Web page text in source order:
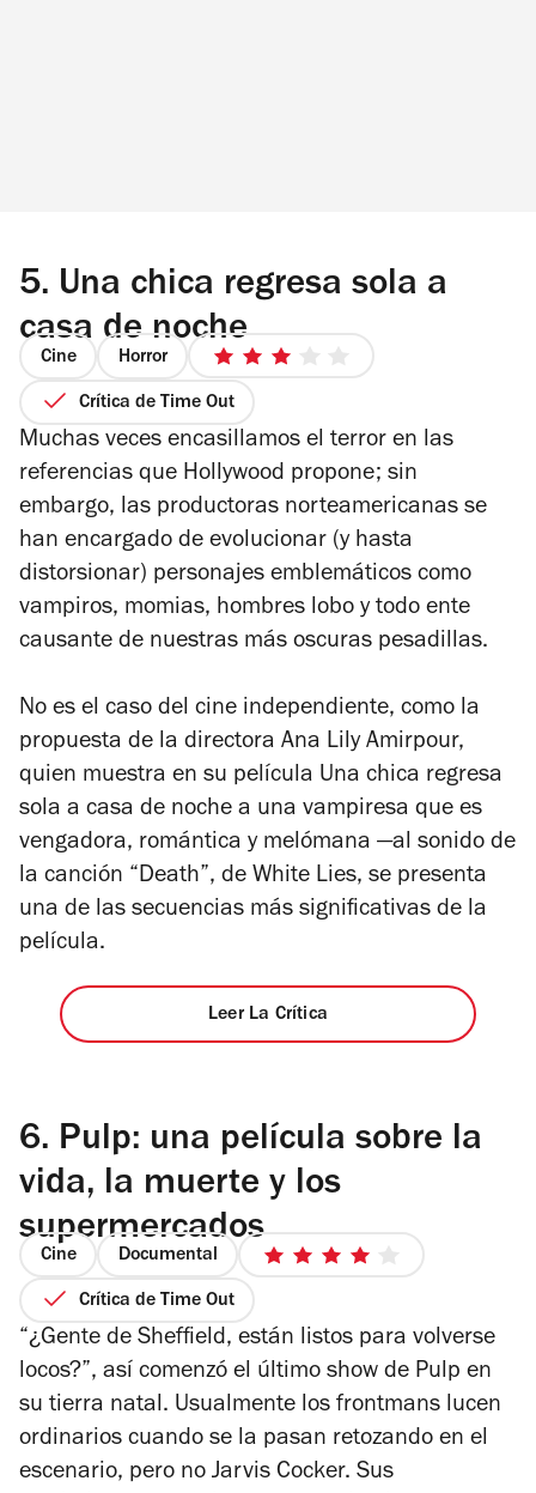
5. Una chica regresa sola a
casa de noche
Cine Horror
3
Crítica de Time Out
Muchas veces encasillamos el terror en las
referencias que Hollywood propone; sin
embargo, las productoras norteamericanas se
han encargado de evolucionar (y hasta
distorsionar) personajes emblemáticos como
vampiros, momias, hombres lobo y todo ente
causante de nuestras más oscuras pesadillas.
No es el caso del cine independiente, como la
propuesta de la directora Ana Lily Amirpour,
quien muestra en su película Una chica regresa
sola a casa de noche a una vampiresa que es
vengadora, romántica y melómana —al sonido de
la canción “Death”, de White Lies, se presenta
una de las secuencias más significativas de la
película.
Leer La Crítica
6. Pulp: una película sobre la
vida, la muerte y los
supermercados
Cine Documental
4
estrellas
Crítica de Time Out
“¿Gente de Sheffield, están listos para volverse
locos?”, así comenzó el último show de Pulp en
su tierra natal. Usualmente los frontmans lucen
ordinarios cuando se la pasan retozando en el
escenario, pero no Jarvis Cocker. Sus